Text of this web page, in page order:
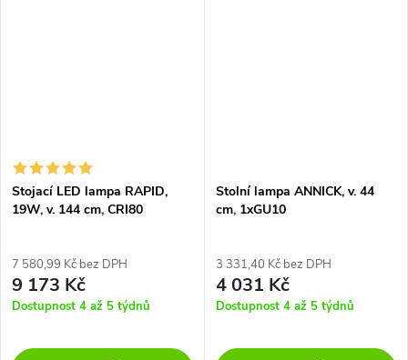
Stojací LED lampa RAPID,
19W, v. 144 cm, CRI80
7 580,99 Kč bez DPH
9 173 Kč
Dostupnost 4 až 5 týdnů
Stolní lampa ANNICK, v. 44
cm, 1xGU10
3 331,40 Kč bez DPH
4 031 Kč
Dostupnost 4 až 5 týdnů